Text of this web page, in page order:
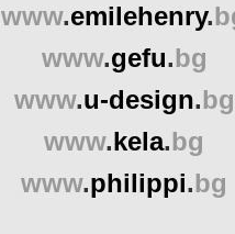
www.emilehenry.
www.gefu.bg
www.u-design.bg
www.kela.bg
www.philippi.bg